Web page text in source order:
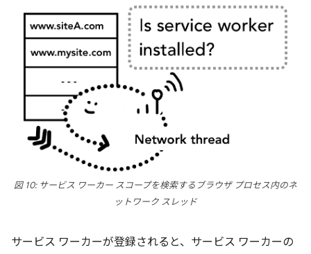
図 10: サービス ワーカー スコープを検索するブラウザ プロセス内のネ
ットワーク スレッド
サービス ワーカーが登録されると、サービス ワーカーの